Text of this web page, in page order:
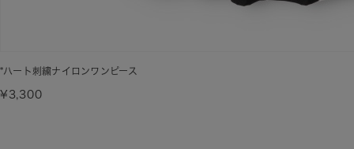
*ハート刺繍ナイロンワンピース
¥3,300